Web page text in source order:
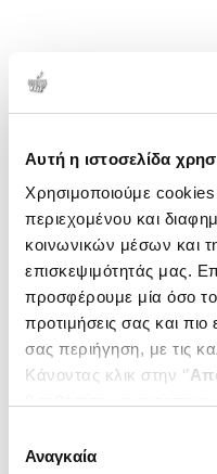
Αυτή η ιστοσελίδα
Χρησιμοποιούμε cookies
περιεχομένου και
κοινωνικών μέσων και
επισκεψιμότητάς μας.
προσφέρουμε μία όσο το
προτιμήσεις σας και πιο
σας περιήγηση, με τις
Κάνοντας κλικ στην ‘’
ενδιαφέρουν και να
συγκατάθεσης
Αναγκαία